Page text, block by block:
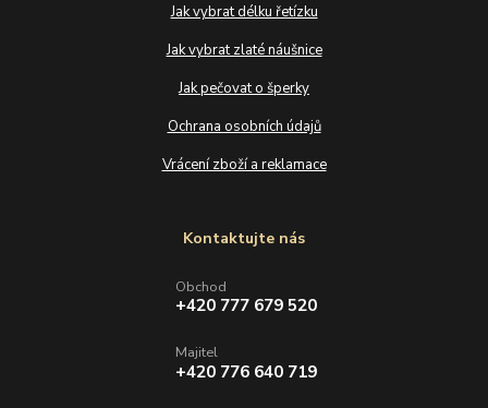
Jak vybrat délku řetízku
Jak vybrat zlaté náušnice
Jak pečovat o šperky
Ochrana osobních údajů
Vrácení zboží a reklamace
Kontaktujte nás
Obchod
+420 777 679 520
Majitel
+420 776 640 719